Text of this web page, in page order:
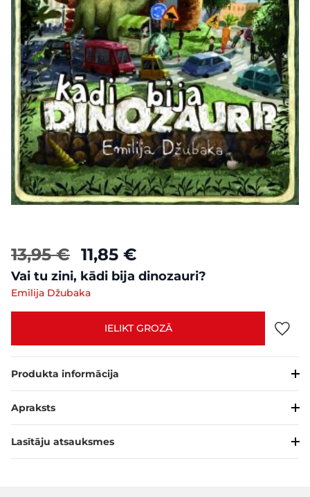
13,95 € 11,85 €
Vai tu zini, kādi bija dinozauri?
Emīlija Džubaka
IELIKT GROZĀ
Produkta informācija
Apraksts
Lasītāju atsauksmes